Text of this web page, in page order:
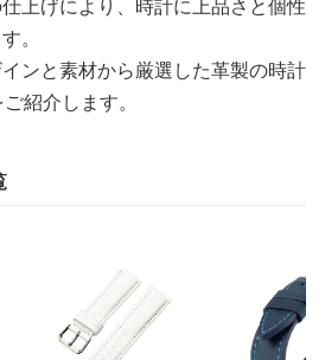
上げにより、時計に上品さと個性
。
ンと素材から厳選した革製の時計
紹介します。